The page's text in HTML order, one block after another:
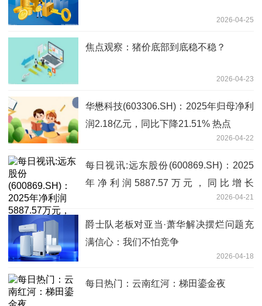
2026-04-25
焦点观察：猪价底部到底稳不稳？
2026-04-23
华懋科技(603306.SH)：2025年归母净利
润2.18亿元，同比下降21.51% 热点
2026-04-22
每日视讯:远东股份(600869.SH)：2025
年净利润5887.57万元，同比增长
2026-04-21
爵士队老板对亚当·萧华解决摆烂问题充
满信心：我们不怕竞争
2026-04-18
每日热门：云南红河：梯田鎏金夜